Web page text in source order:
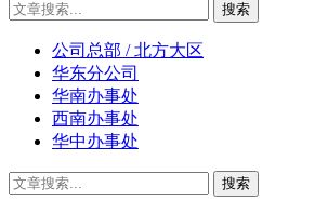
公司总部 / 北方大区
华东分公司
华南办事处
西南办事处
华中办事处